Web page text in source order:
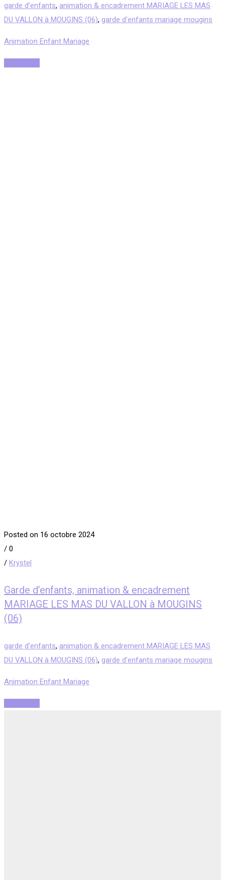
garde d’enfants, animation & encadrement MARIAGE LES MAS
DU VALLON à MOUGINS (06), garde d'enfants mariage mougins
Animation Enfant Mariage
Posted on 16 octobre 2024
/ 0
/ Krystel
Garde d’enfants, animation & encadrement
MARIAGE LES MAS DU VALLON à MOUGINS
(06)
garde d’enfants, animation & encadrement MARIAGE LES MAS
DU VALLON à MOUGINS (06), garde d'enfants mariage mougins
Animation Enfant Mariage